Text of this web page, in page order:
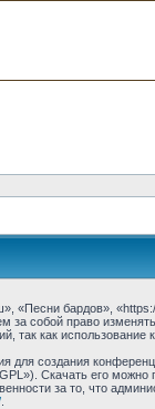
бардов»,
за собой право
так как
создания
Скачать его можно
за то, что
.